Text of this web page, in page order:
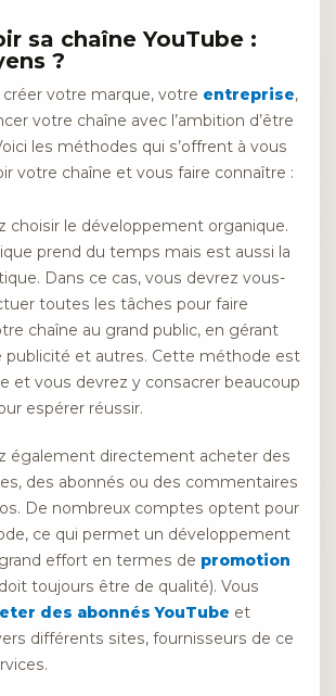
sa chaîne YouTube :
?
votre marque, votre entreprise,
votre chaîne avec l’ambition d’être
les méthodes qui s’offrent à vous
votre chaîne et vous faire connaître :
choisir le développement organique.
prend du temps mais est aussi la
Dans ce cas, vous devrez vous-
toutes les tâches pour faire
chaîne au grand public, en gérant
publicité et autres. Cette méthode est
et vous devrez y consacrer beaucoup
espérer réussir.
également directement acheter des
des abonnés ou des commentaires
De nombreux comptes optent pour
ce qui permet un développement
effort en termes de promotion
toujours être de qualité). Vous
des abonnés YouTube et
différents sites, fournisseurs de ce